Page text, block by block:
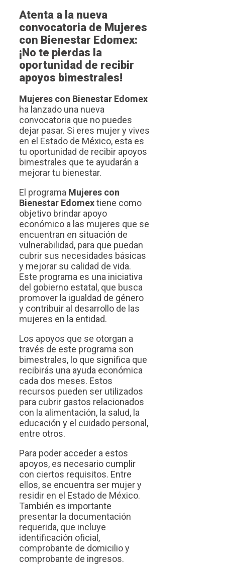
Atenta a la nueva
convocatoria de Mujeres
con Bienestar Edomex:
¡No te pierdas la
oportunidad de recibir
apoyos bimestrales!
Mujeres con Bienestar Edomex
ha lanzado una nueva
convocatoria que no puedes
dejar pasar. Si eres mujer y vives
en el Estado de México, esta es
tu oportunidad de recibir apoyos
bimestrales que te ayudarán a
mejorar tu bienestar.
El programa Mujeres con
Bienestar Edomextiene como
objetivo brindar apoyo
económico a las mujeres que se
encuentran en situación de
vulnerabilidad, para que puedan
cubrir sus necesidades básicas
y mejorar su calidad de vida.
Este programa es una iniciativa
del gobierno estatal, que busca
promover la igualdad de género
y contribuir al desarrollo de las
mujeres en la entidad.
Los apoyos que se otorgan a
través de este programa son
bimestrales, lo que significa que
recibirás una ayuda económica
cada dos meses. Estos
recursos pueden ser utilizados
para cubrir gastos relacionados
con la alimentación, la salud, la
educación y el cuidado personal,
entre otros.
Para poder acceder a estos
apoyos, es necesario cumplir
con ciertos requisitos. Entre
ellos, se encuentra ser mujer y
residir en el Estado de México.
También es importante
presentar la documentación
requerida, que incluye
identificación oficial,
comprobante de domicilio y
comprobante de ingresos.